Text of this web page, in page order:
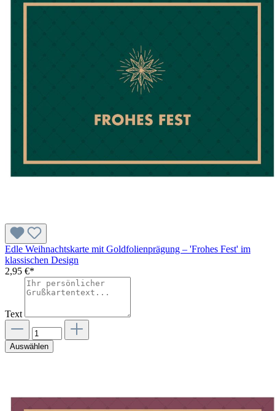
Edle Weihnachtskarte mit Goldfolienprägung – 'Frohes Fest' im
klassischen Design
2,95 €*
Text
Auswählen